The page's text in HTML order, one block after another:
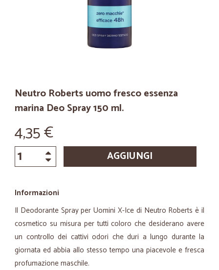
Neutro Roberts uomo fresco essenza
marina Deo Spray 150 ml.
4,35 €
AGGIUNGI
Informazioni
Il Deodorante Spray per Uomini X-Ice di Neutro Roberts è il
cosmetico su misura per tutti coloro che desiderano avere
un controllo dei cattivi odori che duri a lungo durante la
giornata ed abbia allo stesso tempo una piacevole e fresca
profumazione maschile.